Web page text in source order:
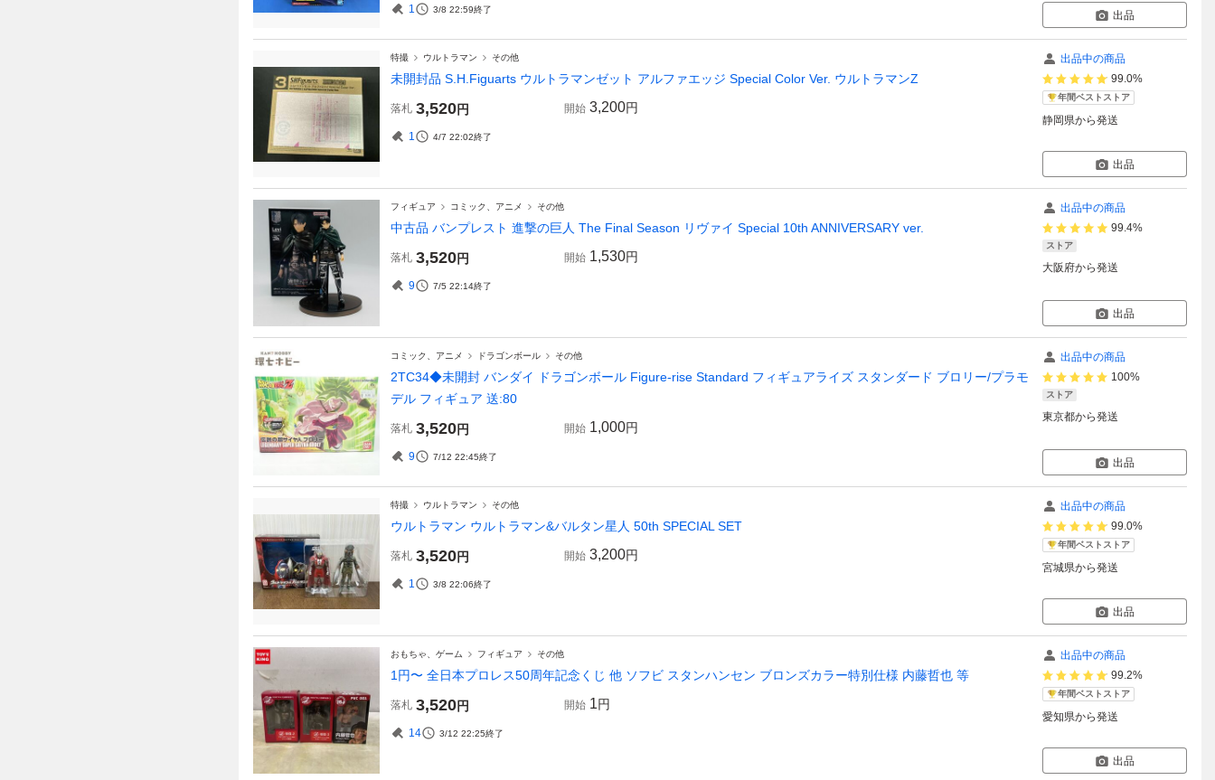
1 3/8 22:59終了 出品
特撮 ウルトラマン その他
未開封品 S.H.Figuarts ウルトラマンゼット アルファエッジ Special Color Ver. ウルトラマンZ
落札 3,520円 開始 3,200円
1 4/7 22:02終了
出品中の商品
99.0%
年間ベストストア
静岡県から発送
出品
フィギュア コミック、アニメ その他
中古品 バンプレスト 進撃の巨人 The Final Season リヴァイ Special 10th ANNIVERSARY ver.
落札 3,520円 開始 1,530円
9 7/5 22:14終了
出品中の商品
99.4%
ストア
大阪府から発送
出品
コミック、アニメ ドラゴンボール その他
2TC34◆未開封 バンダイ ドラゴンボール Figure-rise Standard フィギュアライズ スタンダード ブロリー/プラモ
デル フィギュア 送:80
落札 3,520円 開始 1,000円
9 7/12 22:45終了
出品中の商品
100%
ストア
東京都から発送
出品
特撮 ウルトラマン その他
ウルトラマン ウルトラマン&バルタン星人 50th SPECIAL SET
落札 3,520円 開始 3,200円
1 3/8 22:06終了
出品中の商品
99.0%
年間ベストストア
宮城県から発送
出品
おもちゃ、ゲーム フィギュア その他
1円〜 全日本プロレス50周年記念くじ 他 ソフビ スタンハンセン ブロンズカラー特別仕様 内藤哲也 等
落札 3,520円 開始 1円
14 3/12 22:25終了
出品中の商品
99.2%
年間ベストストア
愛知県から発送
出品